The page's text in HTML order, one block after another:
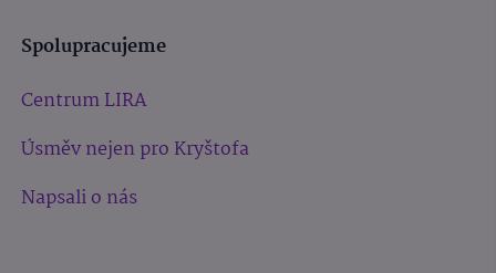
Spolupracujeme
Centrum LIRA
Úsměv nejen pro Kryštofa
Napsali o nás